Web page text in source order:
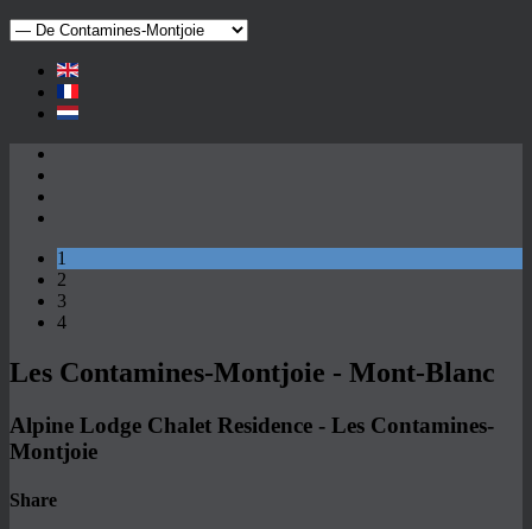
1
2
3
4
Les Contamines-Montjoie - Mont-Blanc
Alpine Lodge Chalet Residence - Les Contamines-
Montjoie
Share